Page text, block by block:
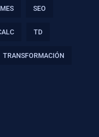
SEO
TD
TRANSFORMACIÓN